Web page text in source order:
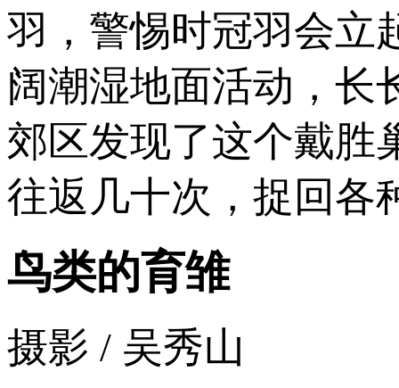
羽，警惕时冠羽会立
阔潮湿地面活动，长
郊区发现了这个戴胜
往返几十次，捉回各
鸟类的育雏
摄影 / 吴秀山